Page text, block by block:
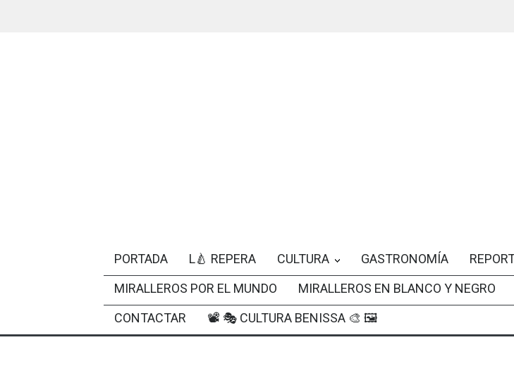
PORTADA L🍐 REPERA CULTURA GASTRONOMÍA
MIRALLEROS POR EL MUNDO
MIRALLEROS EN BLANCO Y NEGRO
CONTACTAR
📽 🎭 CULTURA BENISSA 🎨 🖼